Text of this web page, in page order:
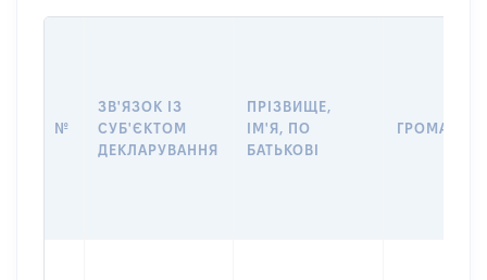
№
ЗВ'ЯЗОК ІЗ
СУБ'ЄКТОМ
ДЕКЛАРУВАННЯ
ПРІЗВИЩЕ,
ІМ'Я, ПО
БАТЬКОВІ